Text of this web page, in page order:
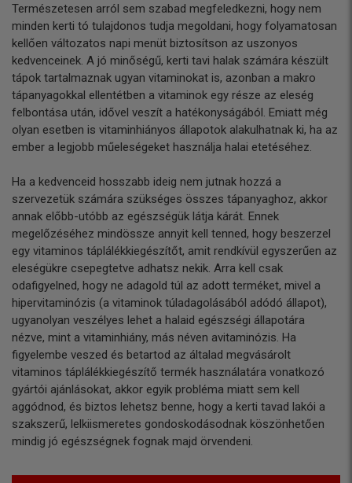
Természetesen arról sem szabad megfeledkezni, hogy nem
minden kerti tó tulajdonos tudja megoldani, hogy folyamatosan
kellően változatos napi menüt biztosítson az uszonyos
kedvenceinek. A jó minőségű, kerti tavi halak számára készült
tápok tartalmaznak ugyan vitaminokat is, azonban a makro
tápanyagokkal ellentétben a vitaminok egy része az eleség
felbontása után, idővel veszít a hatékonyságából. Emiatt még
olyan esetben is vitaminhiányos állapotok alakulhatnak ki, ha az
ember a legjobb műeleségeket használja halai etetéséhez.
Ha a kedvenceid hosszabb ideig nem jutnak hozzá a
szervezetük számára szükséges összes tápanyaghoz, akkor
annak előbb-utóbb az egészségük látja kárát. Ennek
megelőzéséhez mindössze annyit kell tenned, hogy beszerzel
egy vitaminos táplálékkiegészítőt, amit rendkívül egyszerűen az
eleségükre csepegtetve adhatsz nekik. Arra kell csak
odafigyelned, hogy ne adagold túl az adott terméket, mivel a
hipervitaminózis (a vitaminok túladagolásából adódó állapot),
ugyanolyan veszélyes lehet a halaid egészségi állapotára
nézve, mint a vitaminhiány, más néven avitaminózis. Ha
figyelembe veszed és betartod az általad megvásárolt
vitaminos táplálékkiegészítő termék használatára vonatkozó
gyártói ajánlásokat, akkor egyik probléma miatt sem kell
aggódnod, és biztos lehetsz benne, hogy a kerti tavad lakói a
szakszerű, lelkiismeretes gondoskodásodnak köszönhetően
mindig jó egészségnek fognak majd örvendeni.